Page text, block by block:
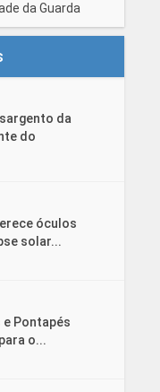
da Guarda
da
do
óculos
solar...
Pontapés
o...